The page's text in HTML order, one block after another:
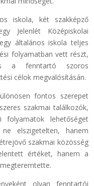
iskola, két szakképző
Jelenlét Középiskolai
általános iskola teljes
folyamatban vett részt,
a fenntartó szoros
célok megvalósításán.
fontos szerepet
szakmai találkozók,
folyamatok lehetőséget
elszigetelten, hanem
szakmai közösség
értéket, hanem a
olyan fenntartói